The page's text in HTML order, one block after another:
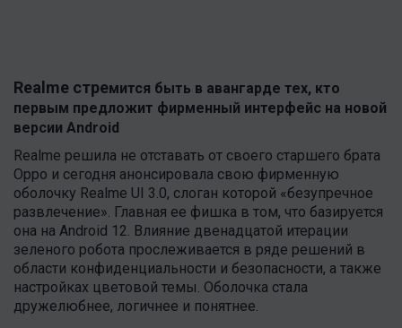
Realme стремится быть в авангарде тех, кто
первым предложит фирменный интерфейс на новой
версии Android
Realme решила не отставать от своего старшего брата
Oppo и сегодня анонсировала свою фирменную
оболочку Realme UI 3.0, слоган которой «безупречное
развлечение». Главная ее фишка в том, что базируется
она на Android 12. Влияние двенадцатой итерации
зеленого робота прослеживается в ряде решений в
области конфиденциальности и безопасности, а также
настройках цветовой темы. Оболочка стала
дружелюбнее, логичнее и понятнее.